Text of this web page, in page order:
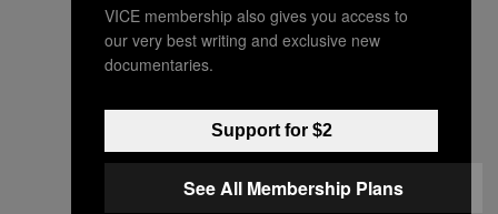
VICE membership also gives you access to
our very best writing and exclusive new
documentaries.
Support for $2
See All Membership Plans